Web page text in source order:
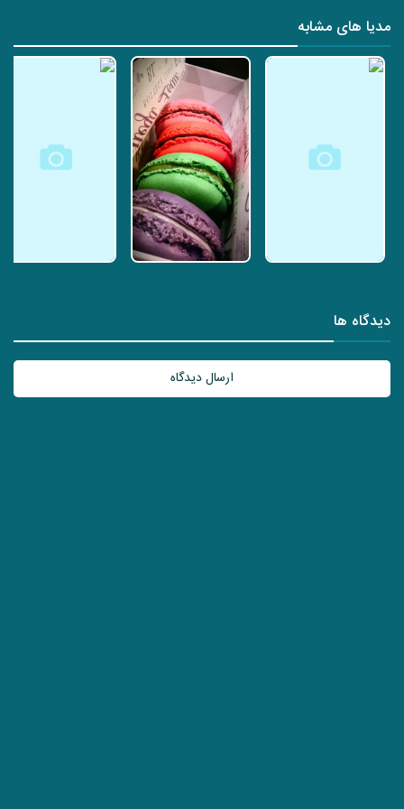
مدیا های مشابه
دیدگاه ها
ارسال دیدگاه